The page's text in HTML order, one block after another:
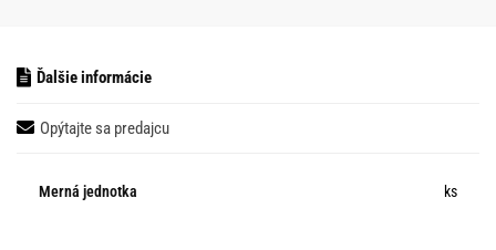
Ďalšie informácie
Opýtajte sa predajcu
Merná jednotka ks